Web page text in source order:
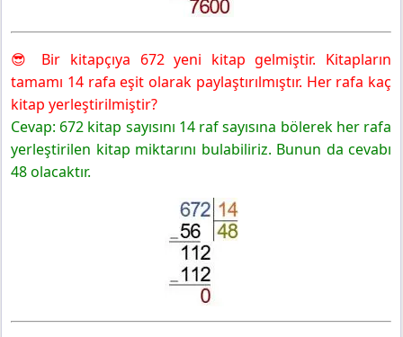
😎 Bir kitapçıya 672 yeni kitap gelmiştir. Kitapların
tamamı 14 rafa eşit olarak paylaştırılmıştır. Her rafa kaç
kitap yerleştirilmiştir?
Cevap: 672 kitap sayısını 14 raf sayısına bölerek her rafa
yerleştirilen kitap miktarını bulabiliriz. Bunun da cevabı
48 olacaktır.